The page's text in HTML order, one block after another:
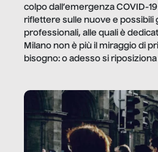
colpo dall’emergenza COVID-
riflettere sulle nuove e possibili
professionali, alle quali è
Milano non è più il miraggio di
bisogno: o adesso si